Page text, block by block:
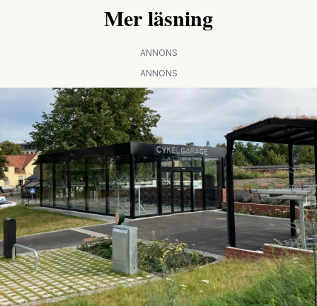
Mer läsning
ANNONS
ANNONS